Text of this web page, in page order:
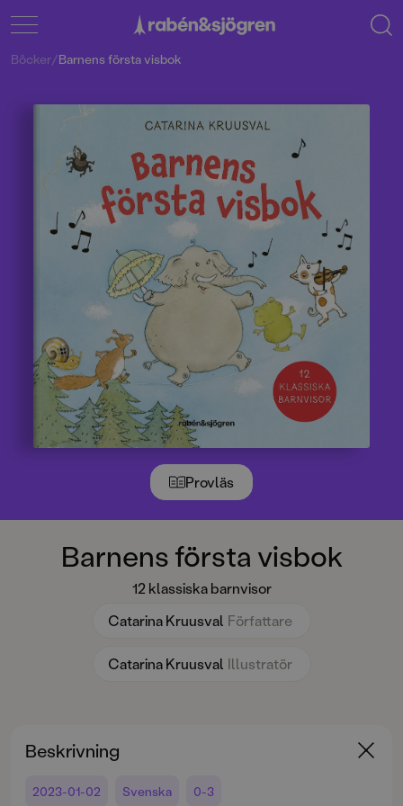
Provläs
Barnens första visbok
12 klassiska barnvisor
Catarina Kruusval Författare
Catarina Kruusval Illustratör
Böcker/Barnens första visbok
Beskrivning
2023-01-02 Svenska 0-3